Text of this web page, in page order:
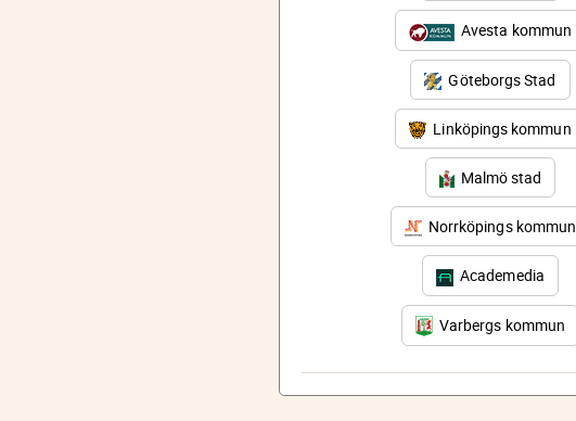
Avesta kommun
Göteborgs Stad
Linköpings kommun
Malmö stad
Norrköpings kommun
Academedia
Varbergs kommun